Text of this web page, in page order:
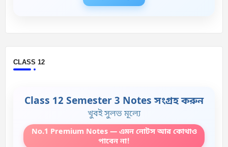
CLASS 12
Class 12 Semester 3 Notes সংগ্রহ করুন
খুবই সুলভ মূল্যে
No.1 Premium Notes — এমন নোটস আর কোথাও
পাবেন না!